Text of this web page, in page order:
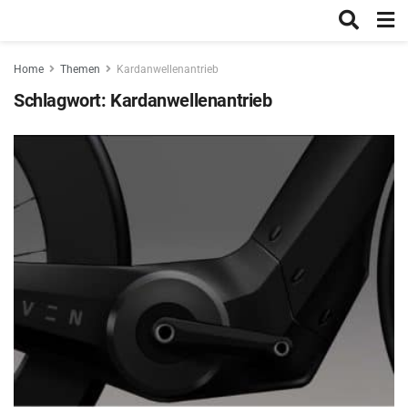
Home Themen Kardanwellenantrieb
Schlagwort: Kardanwellenantrieb